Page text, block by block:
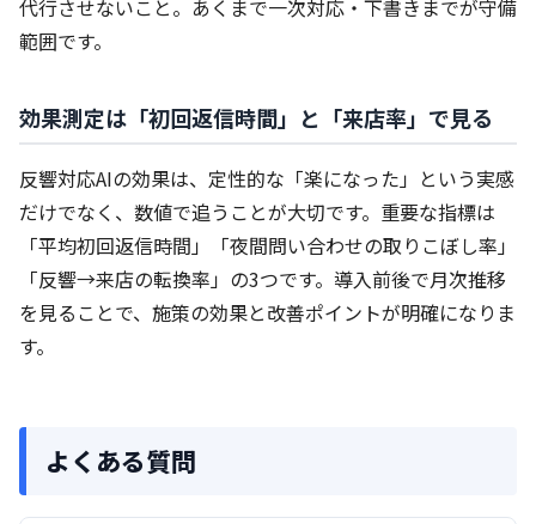
代行させないこと。あくまで一次対応・下書きまでが守備
範囲です。
効果測定は「初回返信時間」と「来店率」で見る
反響対応AIの効果は、定性的な「楽になった」という実感
だけでなく、数値で追うことが大切です。重要な指標は
「平均初回返信時間」「夜間問い合わせの取りこぼし率」
「反響→来店の転換率」の3つです。導入前後で月次推移
を見ることで、施策の効果と改善ポイントが明確になりま
す。
よくある質問